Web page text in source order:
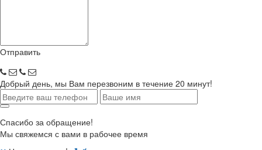
Отправить
Добрый день, мы Вам перезвоним в течение 20 минут!
Спасибо за обращение!
Мы свяжемся с вами в рабочее время